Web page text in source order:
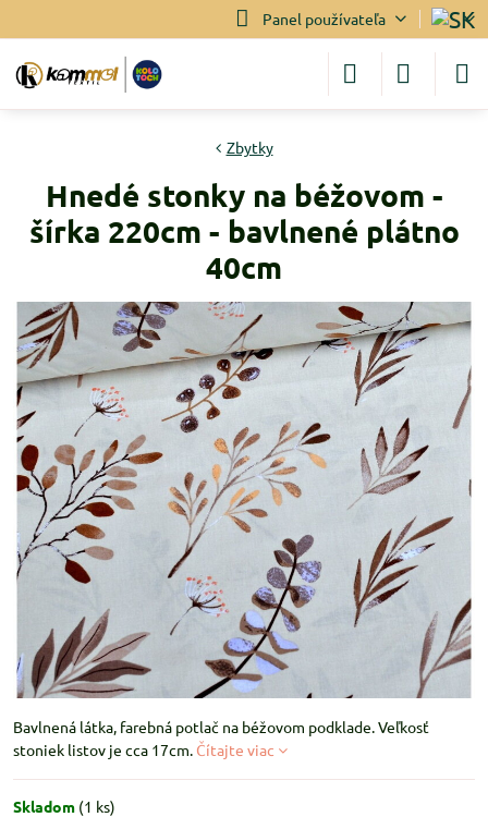
Panel používateľa
Zbytky
Hnedé stonky na béžovom -
šírka 220cm - bavlnené plátno
40cm
Bavlnená látka, farebná potlač na béžovom podklade. Veľkosť
stoniek listov je cca 17cm. Čítajte viac
Skladom (1 ks)